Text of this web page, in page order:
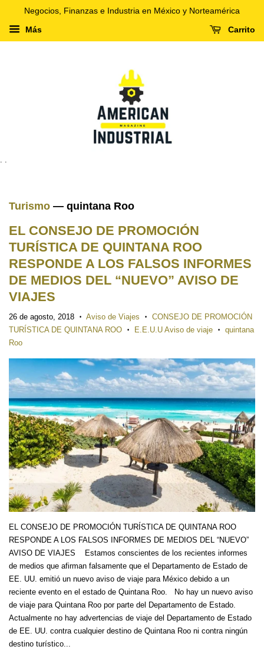
Negocios, Finanzas e Industria en México y Norteamérica
Más Carrito
. .
Turismo — quintana Roo
EL CONSEJO DE PROMOCIÓN
TURÍSTICA DE QUINTANA ROO
RESPONDE A LOS FALSOS INFORMES
DE MEDIOS DEL “NUEVO” AVISO DE
VIAJES
26 de agosto, 2018 • Aviso de Viajes •
CONSEJO DE PROMOCIÓN
TURÍSTICA DE QUINTANA ROO
• E.E.U.U Aviso de viaje •
quintana
Roo
EL CONSEJO DE PROMOCIÓN TURÍSTICA DE QUINTANA ROO
RESPONDE A LOS FALSOS INFORMES DE MEDIOS DEL “NUEVO”
AVISO DE VIAJES Estamos conscientes de los recientes informes
de medios que afirman falsamente que el Departamento de Estado de
EE. UU. emitió un nuevo aviso de viaje para México debido a un
reciente evento en el estado de Quintana Roo. No hay un nuevo aviso
de viaje para Quintana Roo por parte del Departamento de Estado.
Actualmente no hay advertencias de viaje del Departamento de Estado
de EE. UU. contra cualquier destino de Quintana Roo ni contra ningún
destino turístico...